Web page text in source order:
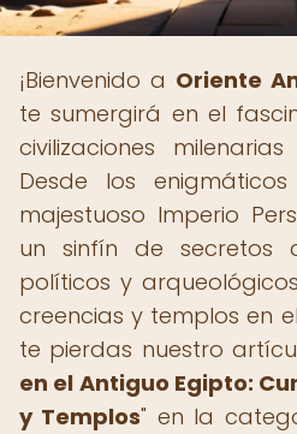
¡Bienvenido a Oriente
te sumergirá en el
civilizaciones
Desde los
majestuoso Imperio
un sinfín de secretos
políticos y
creencias y templos en
te pierdas nuestro
en el Antiguo Egipto:
y Templos" en la